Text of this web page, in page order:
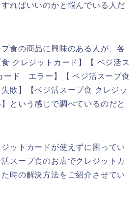
ればいいのかと悩んでいる人だ
食の商品に興味のある人が、各
クレジットカード】【 ベジ活ス
ード エラー】【 ベジ活スープ食
敗】【ベジ活スープ食 クレジッ
という感じで調べているのだと
ットカードが使えずに困ってい
スープ食のお店でクレジットカ
時の解決方法をご紹介させてい